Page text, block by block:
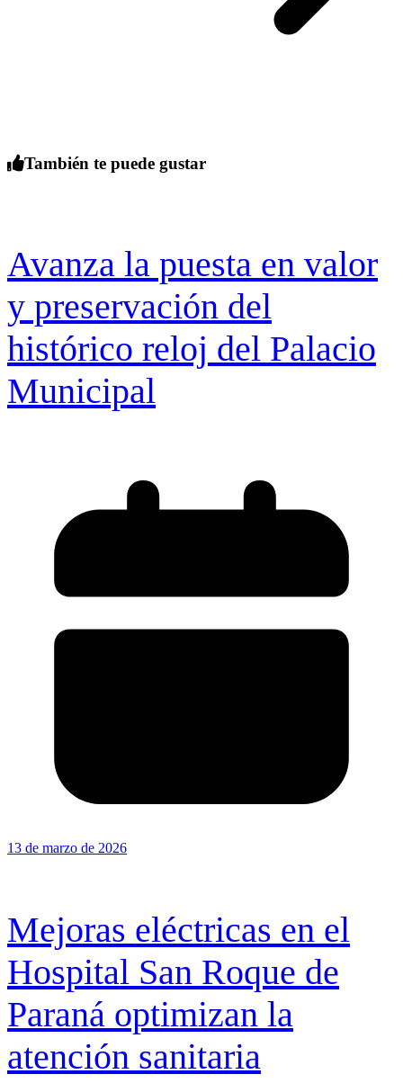
También te puede gustar
Avanza la puesta en valor
y preservación del
histórico reloj del Palacio
Municipal
13 de marzo de 2026
Mejoras eléctricas en el
Hospital San Roque de
Paraná optimizan la
atención sanitaria